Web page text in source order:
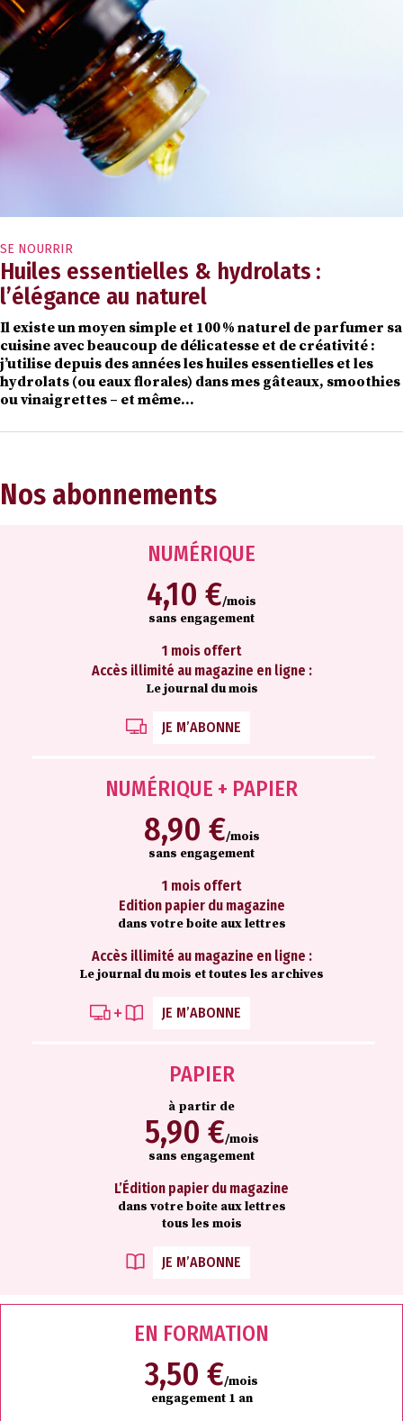
SE NOURRIR
Huiles essentielles & hydrolats :
l’élégance au naturel
Il existe un moyen simple et 100 % naturel de parfumer sa
cuisine avec beaucoup de délicatesse et de créativité :
j’utilise depuis des années les huiles essentielles et les
hydrolats (ou eaux florales) dans mes gâteaux, smoothies
ou vinaigrettes – et même…
Nos abonnements
NUMÉRIQUE
4,10 €/mois
sans engagement
1 mois offert
Accès illimité au magazine en ligne :
Le journal du mois
JE M’ABONNE
NUMÉRIQUE + PAPIER
8,90 €/mois
sans engagement
1 mois offert
Edition papier du magazine
dans votre boite aux lettres
Accès illimité au magazine en ligne :
Le journal du mois et toutes les archives
JE M’ABONNE
PAPIER
à partir de
5,90 €/mois
sans engagement
L’Édition papier du magazine
dans votre boite aux lettres
tous les mois
JE M’ABONNE
EN FORMATION
3,50 €/mois
engagement 1 an